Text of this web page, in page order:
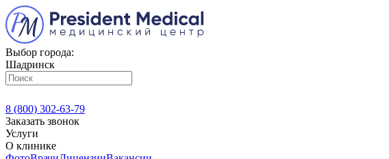
Выбор города:
Шадринск
8 (800) 302-63-79
Заказать звонок
Услуги
О клинике